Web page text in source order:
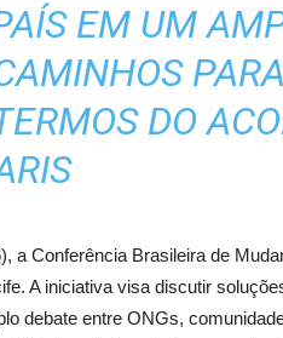
EM UM
DO
a Conferência Brasileira de
A iniciativa visa discutir
debate entre ONGs,